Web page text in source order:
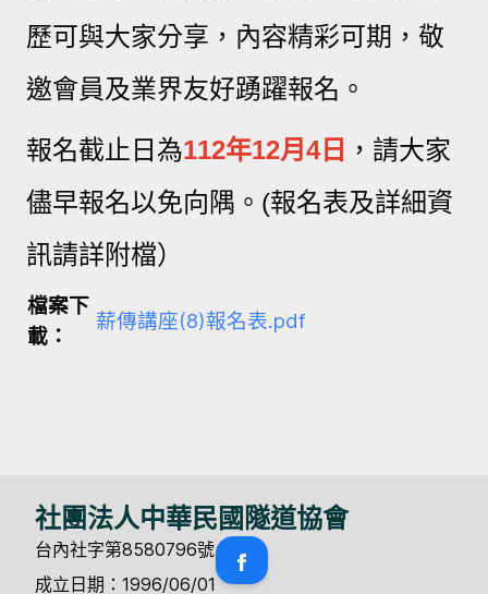
歷可與大家分享，內容精彩可期，敬
邀會員及業界友好踴躍報名。
報名截止日為112年12月 4日 ，請大家
儘早報名以免向隅。 (報名表及詳細資
訊請詳附檔）
檔案下
載：
薪傳講座(8)報名表.pdf
社團法人中華民國隧道協會
台內社字第8580796號
成立日期：1996/06/01